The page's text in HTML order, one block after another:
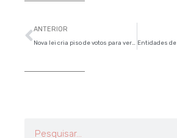
Anterior
ANTERIOR
Nova lei cria piso de votos para vereadores serem eleitos